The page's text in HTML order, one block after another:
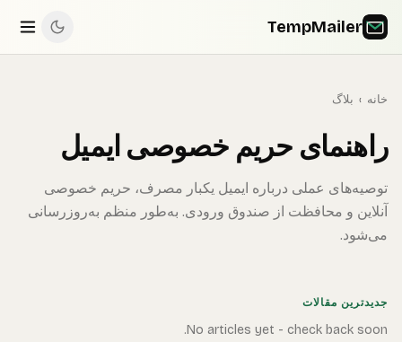
TempMailer
خانه › بلاگ
راهنمای حریم خصوصی ایمیل
توصیه‌های عملی درباره ایمیل یکبار مصرف، حریم خصوصی
آنلاین و محافظت از صندوق ورودی. به‌طور منظم به‌روزرسانی
می‌شود.
جدیدترین مقالات
No articles yet - check back soon.